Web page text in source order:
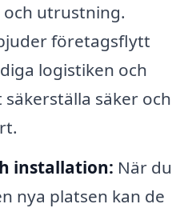
utrustning.
företagsflytt
logistiken och
säker och
installation: När du
nya platsen kan de